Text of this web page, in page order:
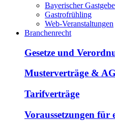
Bayerischer
Gastrofrühling
Web-Veranstaltungen
Branchenrecht
Gesetze und
Musterverträge &
Tarifverträge
Voraussetzungen für